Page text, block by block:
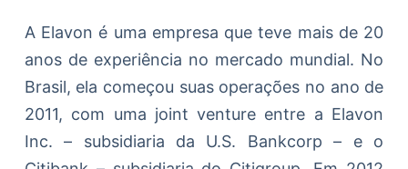
A Elavon é uma empresa que teve mais de 20
anos de experiência no mercado mundial. No
Brasil, ela começou suas operações no ano de
2011, com uma joint venture entre a Elavon
Inc. – subsidiaria da U.S. Bankcorp – e o